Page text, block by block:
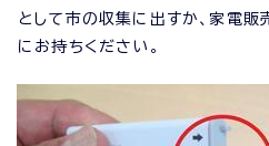
として市の収集に出すか、家電販
にお持ちください。